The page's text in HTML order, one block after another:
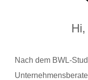
Nach dem BWL-